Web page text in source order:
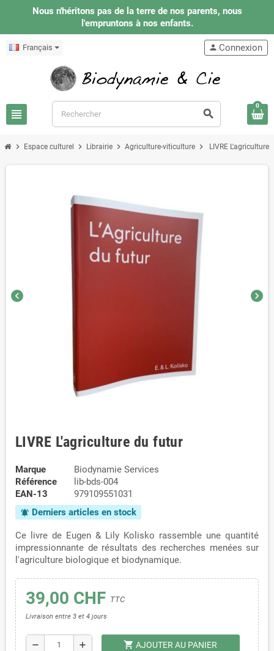
Nous n'héritons pas de la terre de nos parents, nous
l'empruntons à nos enfants.
Français
view_headline search
person Connexion
0
chevron_right Espace culturel chevron_right Librairie chevron_right Agriculture-viticulture chevron_right LIVRE L'agriculture
chevron_left chevron_right
LIVRE L'agriculture du futur
Marque
Biodynamie Services
Référence
lib-bds-004
EAN-13
979109551031
notifications_active Derniers articles en stock
Ce livre de Eugen & Lily Kolisko rassemble une quantité
impressionnante de résultats des recherches menées sur
l'agriculture biologique et biodynamique.
39,00 CHF TTC
Livraison entre 3 et 4 jours
remove add shopping_cart AJOUTER AU PANIER